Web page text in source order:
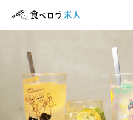
ログイン
食べログ求人TOP
ホールスタッフ
ホールスタッフ・サー
調理師・調理スタ
調理師・調理スタッフ
居酒屋 ホドケバ
ホールスタッフ
ホールスタッフ・サー
居酒屋 ホドケバ
調理師・調理スタ
調理師・調理スタッフ